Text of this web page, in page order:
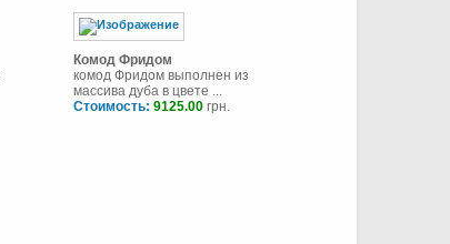
Комод Фридом
комод Фридом выполнен из
массива дуба в цвете ...
Стоимость: 9125.00 грн.